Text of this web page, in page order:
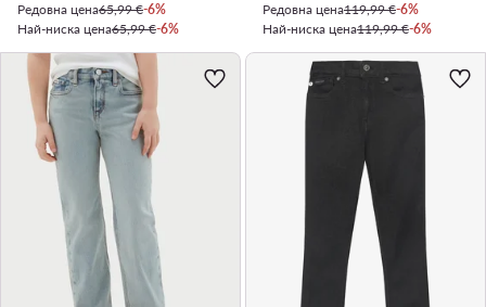
Редовна цена65,99 €-6%
Най-ниска цена65,99 €-6%
Редовна цена119,99 €-6%
Най-ниска цена119,99 €-6%